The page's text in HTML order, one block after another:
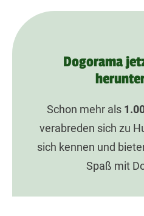
Dogorama
Schon mehr als
verabreden sich zu
sich kennen und
Spaß mit